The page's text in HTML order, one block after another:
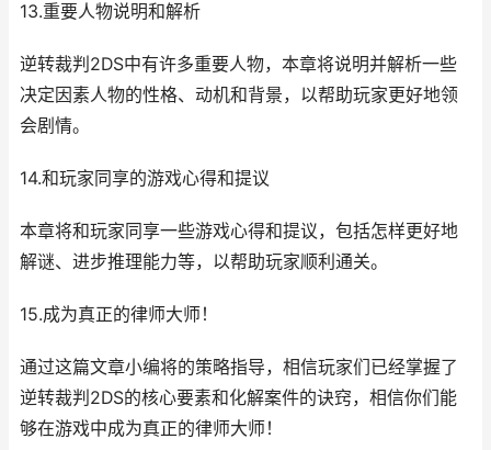
13.重要人物说明和解析
逆转裁判2DS中有许多重要人物，本章将说明并解析一些
决定因素人物的性格、动机和背景，以帮助玩家更好地领
会剧情。
14.和玩家同享的游戏心得和提议
本章将和玩家同享一些游戏心得和提议，包括怎样更好地
解谜、进步推理能力等，以帮助玩家顺利通关。
15.成为真正的律师大师！
通过这篇文章小编将的策略指导，相信玩家们已经掌握了
逆转裁判2DS的核心要素和化解案件的诀窍，相信你们能
够在游戏中成为真正的律师大师！